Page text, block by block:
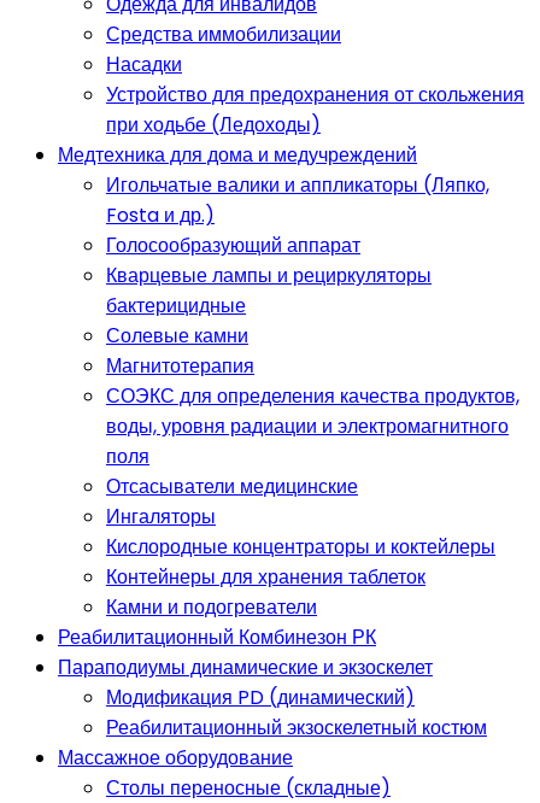
Средства иммобилизации
Насадки
Устройство для предохранения от скольжения
при ходьбе (Ледоходы)
Медтехника для дома и медучреждений
Игольчатые валики и аппликаторы (Ляпко,
Fosta и др.)
Голосообразующий аппарат
Кварцевые лампы и рециркуляторы
бактерицидные
Солевые камни
Магнитотерапия
СОЭКС для определения качества продуктов,
воды, уровня радиации и электромагнитного
поля
Отсасыватели медицинские
Ингаляторы
Кислородные концентраторы и коктейлеры
Контейнеры для хранения таблеток
Камни и подогреватели
Реабилитационный Комбинезон РК
Параподиумы динамические и экзоскелет
Модификация PD (динамический)
Реабилитационный экзоскелетный костюм
Массажное оборудование
Столы переносные (складные)